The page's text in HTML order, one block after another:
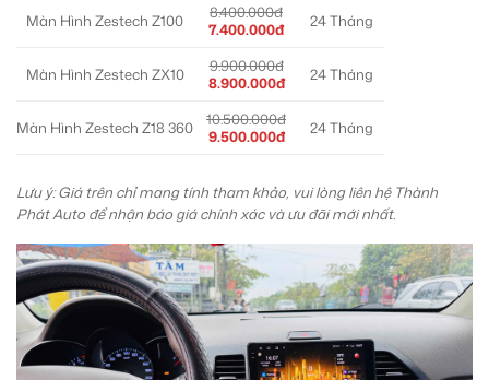
Màn Hình Zestech Z100
8.400.000đ
7.400.000đ
24 Tháng
Màn Hình Zestech ZX10
9.900.000đ
8.900.000đ
24 Tháng
Màn Hình Zestech Z18 360
10.500.000đ
9.500.000đ
24 Tháng
Lưu ý: Giá trên chỉ mang tính tham khảo, vui lòng liên hệ Thành
Phát Auto để nhận báo giá chính xác và ưu đãi mới nhất.